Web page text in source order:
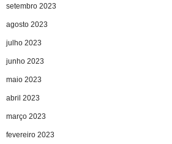
setembro 2023
agosto 2023
julho 2023
junho 2023
maio 2023
abril 2023
março 2023
fevereiro 2023